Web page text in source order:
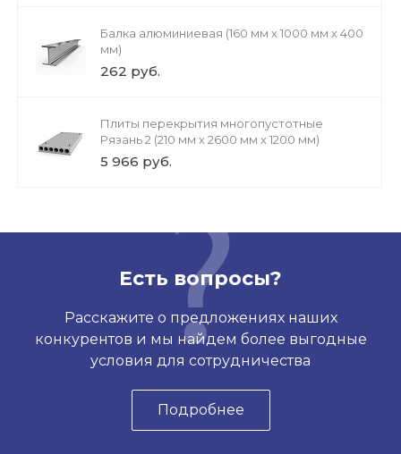
Балка алюминиевая (160 мм х 1000 мм х 400
мм)
262 руб.
Плиты перекрытия многопустотные
Рязань 2 (210 мм х 2600 мм х 1200 мм)
5 966 руб.
Есть вопросы?
Расскажите о предложениях наших
конкурентов и мы найдем более выгодные
условия для сотрудничества
Подробнее